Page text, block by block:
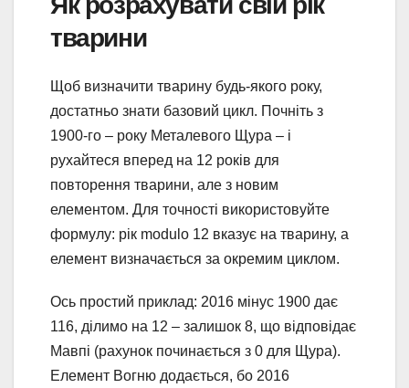
тварини
Щоб визначити тварину будь-якого року,
достатньо знати базовий цикл. Почніть з
1900-го – року Металевого Щура – і
рухайтеся вперед на 12 років для
повторення тварини, але з новим
елементом. Для точності використовуйте
формулу: рік modulo 12 вказує на тварину, а
елемент визначається за окремим циклом.
Ось простий приклад: 2016 мінус 1900 дає
116, ділимо на 12 – залишок 8, що відповідає
Мавпі (рахунок починається з 0 для Щура).
Елемент Вогню додається, бо 2016